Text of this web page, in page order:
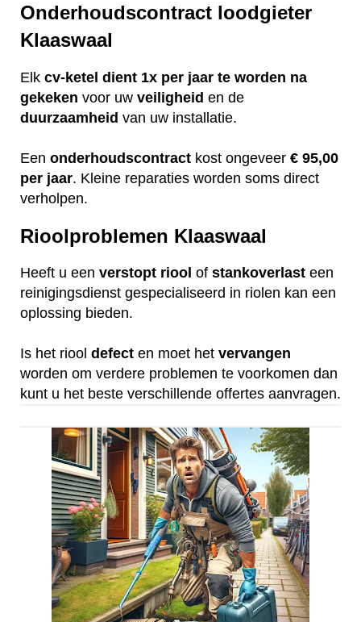
Onderhoudscontract loodgieter
Klaaswaal
Elk cv-ketel dient 1x per jaar te worden na
gekeken voor uw veiligheid en de
duurzaamheid van uw installatie.
Een onderhoudscontract kost ongeveer € 95,00
per jaar. Kleine reparaties worden soms direct
verholpen.
Rioolproblemen Klaaswaal
Heeft u een verstopt riool of stankoverlast een
reinigingsdienst gespecialiseerd in riolen kan een
oplossing bieden.
Is het riool defect en moet het vervangen
worden om verdere problemen te voorkomen dan
kunt u het beste verschillende offertes aanvragen.